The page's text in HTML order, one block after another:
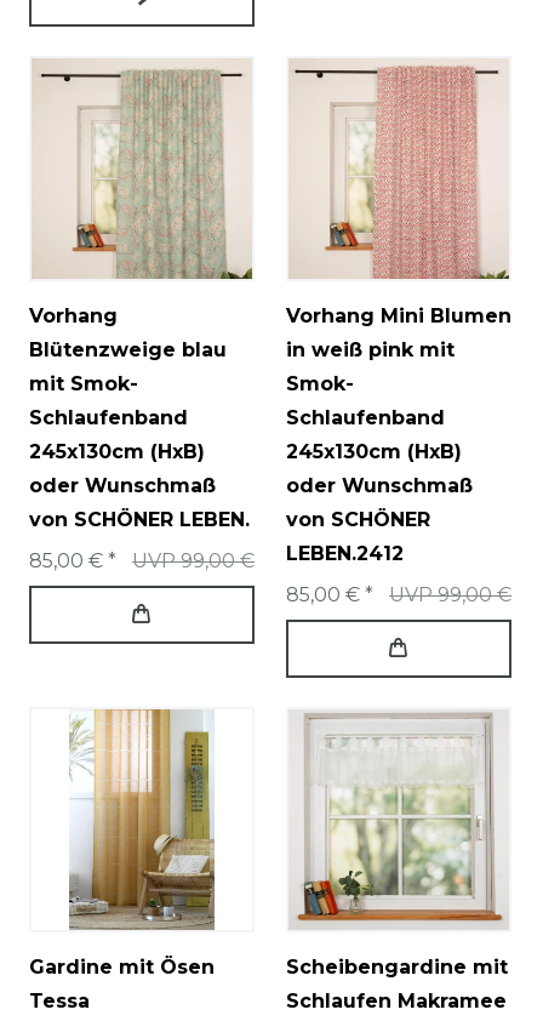
Vorhang
Blütenzweige blau
mit Smok-
Schlaufenband
245x130cm (HxB)
oder Wunschmaß
von SCHÖNER LEBEN.
UVP 99,00 €
85,00 € *
Vorhang Mini Blumen
in weiß pink mit
Smok-
Schlaufenband
245x130cm (HxB)
oder Wunschmaß
von SCHÖNER
LEBEN.2412
UVP 99,00 €
85,00 € *
Gardine mit Ösen
Tessa
Scheibengardine mit
Schlaufen Makramee